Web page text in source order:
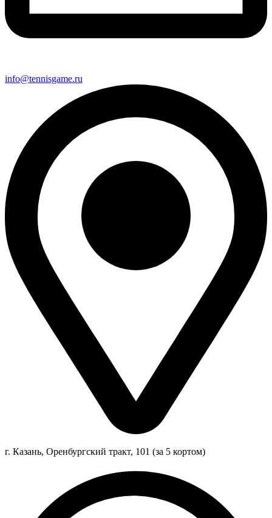
info@tennisgame.ru
г. Казань, Оренбургский тракт, 101 (за 5 кортом)